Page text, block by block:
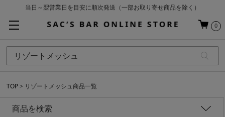
当日～翌営業日を目安に順次発送（一部お取り寄せ商品を除く）
基本配送料 ¥550(沖縄・離島を除く)
0
TOP リゾートメッシュ商品一覧
商品を検索